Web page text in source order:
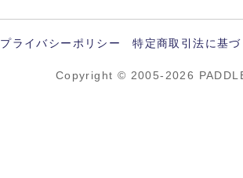
プライバシーポリシー 特定商取引法に基
Copyright © 2005-2026